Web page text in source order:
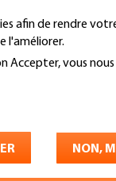
afin de rendre
l'améliorer.
Accepter, vous
NON,